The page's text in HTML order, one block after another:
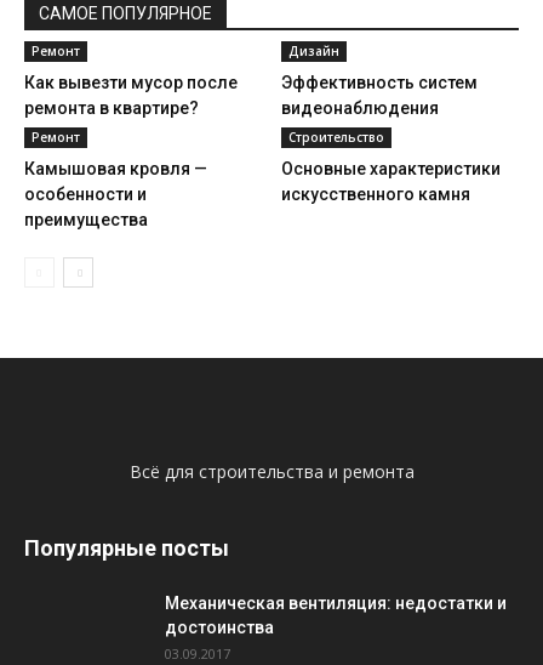
САМОЕ ПОПУЛЯРНОЕ
Ремонт
Как вывезти мусор после
ремонта в квартире?
Дизайн
Эффективность систем
видеонаблюдения
Ремонт
Камышовая кровля —
особенности и
преимущества
Строительство
Основные характеристики
искусственного камня
Всё для строительства и ремонта
Популярные посты
Механическая вентиляция: недостатки и
достоинства
03.09.2017